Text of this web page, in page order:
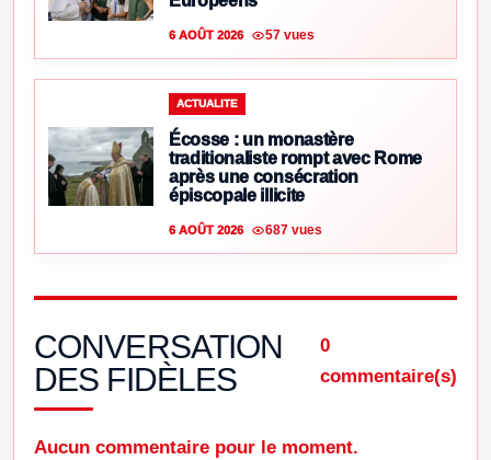
6 AOÛT 2026 57 vues
ACTUALITE
Écosse : un monastère
traditionaliste rompt avec Rome
après une consécration
épiscopale illicite
6 AOÛT 2026 687 vues
CONVERSATION
DES FIDÈLES
0
commentaire(s)
Aucun commentaire pour le moment.